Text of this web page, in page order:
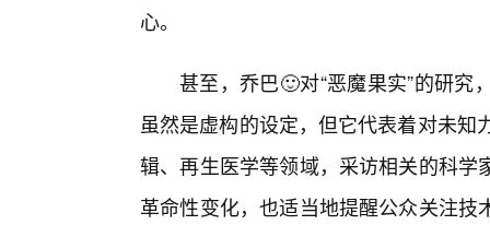
心。
甚至，乔巴🙂对“恶魔果实”的研
虽然是虚构的设定，但它代表着对未
辑、再生医学等领域，采访相关的科
革命性变化，也适当地提醒公众关注